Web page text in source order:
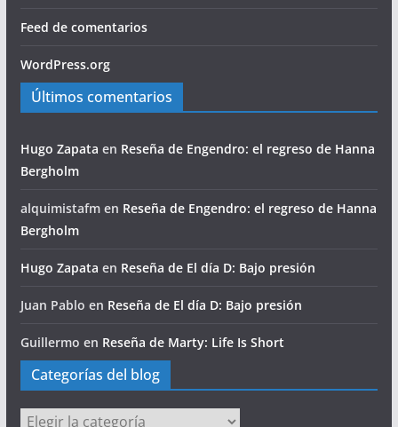
Feed de comentarios
WordPress.org
Últimos comentarios
Hugo Zapata en Reseña de Engendro: el regreso de Hanna
Bergholm
alquimistafmen Reseña de Engendro: el regreso de Hanna
Bergholm
Hugo Zapata en Reseña de El día D: Bajo presión
Juan Pablo en Reseña de El día D: Bajo presión
Guillermo en Reseña de Marty: Life Is Short
Categorías del blog
Categorías